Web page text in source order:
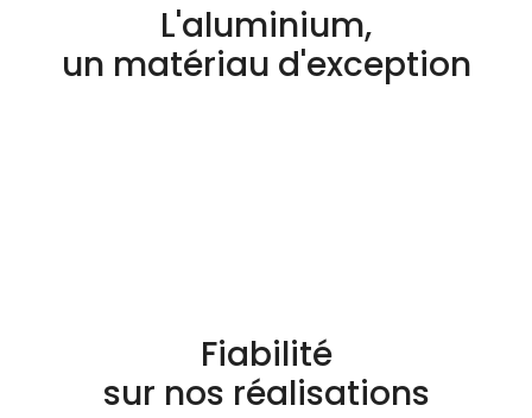
L'aluminium,
un matériau d'exception
Fiabilité
sur nos réalisations